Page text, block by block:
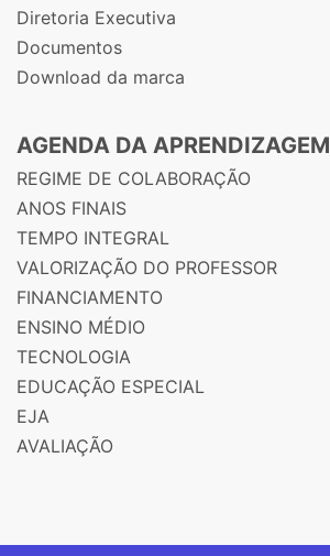
Diretoria Executiva
Documentos
Download da marca
AGENDA DA APRENDIZAGEM
REGIME DE COLABORAÇÃO
ANOS FINAIS
TEMPO INTEGRAL
VALORIZAÇÃO DO PROFESSOR
FINANCIAMENTO
ENSINO MÉDIO
TECNOLOGIA
EDUCAÇÃO ESPECIAL
EJA
AVALIAÇÃO